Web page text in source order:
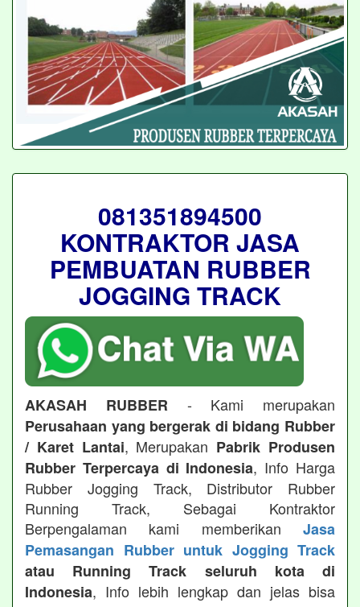
081351894500
KONTRAKTOR JASA
PEMBUATAN RUBBER
JOGGING TRACK
AKASAH RUBBER - Kami merupakan
Perusahaan yang bergerak di bidang Rubber
/ Karet Lantai, Merupakan Pabrik Produsen
Rubber Terpercaya di Indonesia, Info Harga
Rubber Jogging Track, Distributor Rubber
Running Track, Sebagai Kontraktor
Berpengalaman kami memberikan Jasa
Pemasangan Rubber untuk Jogging Track
atau Running Track seluruh kota di
Indonesia, Info lebih lengkap dan jelas bisa